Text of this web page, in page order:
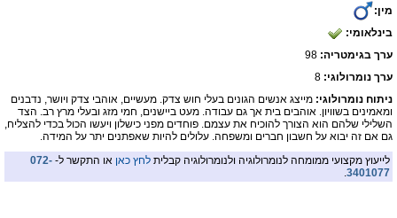
פייסבוק
מין:
בינלאומי:
ערך בגימטריה:
ערך נומרולוגי: 8
ניתוח נומרולוגי: מייצג אנשים הגונים בעלי חוש צדק. מעשיים, אוהבי צדק ויושר, נדבנים
ומאמינים בשוויון. אוהבים בית אך גם עבודה. מעט ביישנים, חמי מזג ובעלי מרץ רב. הצד
השלילי שלהם הוא הצורך להוכיח את עצמם. פוחדים מפני כישלון ויעשו הכול בכדי להצליח,
גם אם זה יבוא על חשבון חברים ומשפחה. עלולים להיות שאפתנים יתר על המידה.
לייעוץ מקצועי ממומחה לנומרולוגיה ולנומרולוגיה קבלית לחץ כאן או התקשר ל- 072-
3401077
.